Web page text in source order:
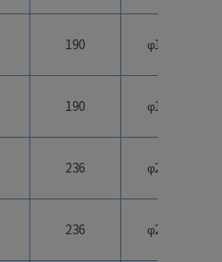
190 φ155
190 φ155
236 φ200
236 φ200